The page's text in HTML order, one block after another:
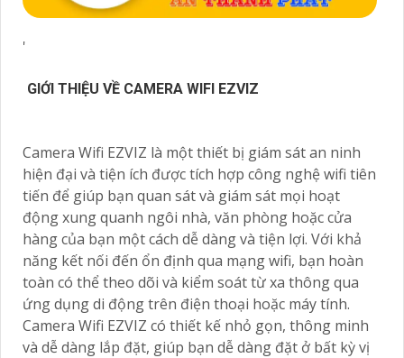
'
GIỚI THIỆU VỀ CAMERA WIFI EZVIZ
Camera Wifi EZVIZ là một thiết bị giám sát an ninh
hiện đại và tiện ích được tích hợp công nghệ wifi tiên
tiến để giúp bạn quan sát và giám sát mọi hoạt
động xung quanh ngôi nhà, văn phòng hoặc cửa
hàng của bạn một cách dễ dàng và tiện lợi. Với khả
năng kết nối đến ổn định qua mạng wifi, bạn hoàn
toàn có thể theo dõi và kiểm soát từ xa thông qua
ứng dụng di động trên điện thoại hoặc máy tính.
Camera Wifi EZVIZ có thiết kế nhỏ gọn, thông minh
và dễ dàng lắp đặt, giúp bạn dễ dàng đặt ở bất kỳ vị